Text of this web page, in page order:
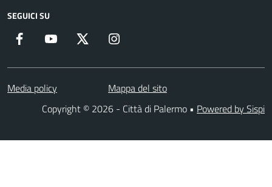
SEGUICI SU
Facebook YouTube Twitter
Media policy
Mappa del sito
Copyright © 2026 - Città di Palermo • Powered by Sispi